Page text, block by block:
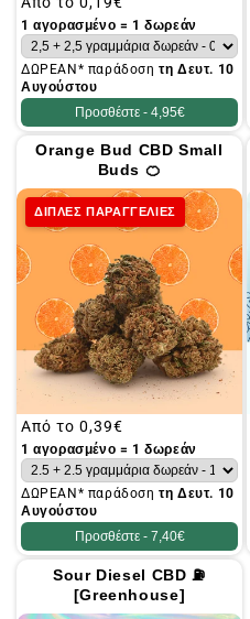
τιμή
1 αγορασμένο = 1 δωρεάν
ΔΩΡΕΑΝ* παράδοσητη Δευτ. 10
Αυγούστου
Προσθέστε - 4,95€
Orange Bud CBD Small
Buds 🍊
ΔΙΠΛΕΣ ΠΑΡΑΓΓΕΛΙΕΣ
Συνήθης
τιμή
Από το 0,39€
1 αγορασμένο = 1 δωρεάν
ΔΩΡΕΑΝ* παράδοσητη Δευτ. 10
Αυγούστου
Προσθέστε - 7,40€
Sour Diesel CBD ⛽
[Greenhouse]